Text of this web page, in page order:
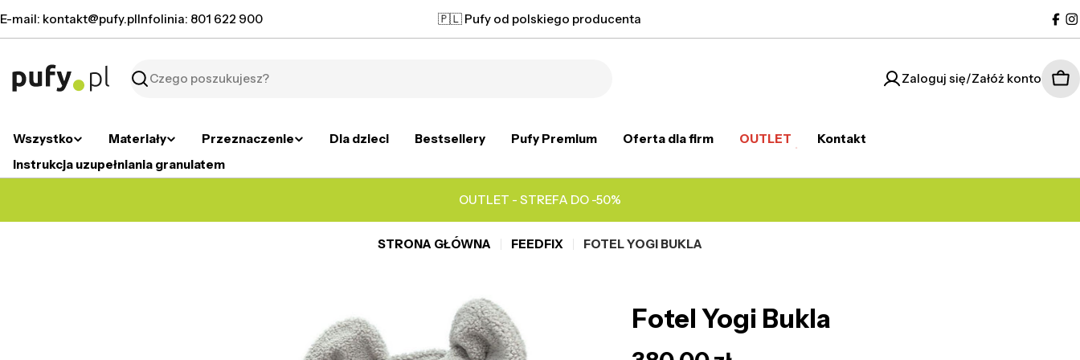
do
E-mail: kontakt@pufy.plInfolinia: 801 622 900 🇵🇱 Pufy od polskiego producenta
Szukaj
Zaloguj się/Załóż konto
Wszystko Materiały Przeznaczenie Dla dzieci Bestsellery Pufy Premium Oferta dla firm OUTLET
Kontakt
Instrukcja uzupełniania granulatem
OUTLET - STREFA DO -50%
STRONA GŁÓWNA FEEDFIX FOTEL YOGI BUKLA
Fotel Yogi Bukla